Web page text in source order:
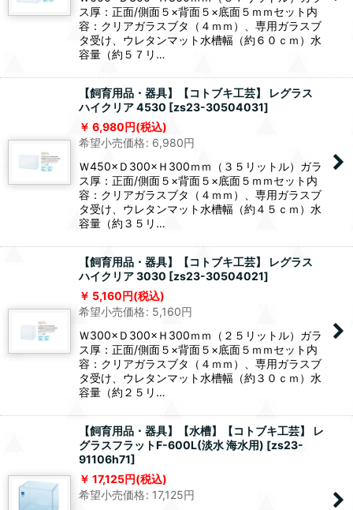
ス厚：正面/側面５×背面５×底面５ｍｍセット内
容：クリアガラスブタ（４ｍｍ）、専用ガラスブ
タ受け、ウレタンマット水槽幅（約６０ｃｍ）水
容量（約５７リ…
【飼育用品・器具】【コトブキ工芸】 レグラス
ハイクリア 4530 [zs23-30504031]
6,980円(税込)
希望小売価格: 6,980円
Ｗ450×Ｄ300×Ｈ300ｍｍ（３５リットル）ガラ
ス厚：正面/側面５×背面５×底面５ｍｍセット内
容：クリアガラスブタ（４ｍｍ）、専用ガラスブ
タ受け、ウレタンマット水槽幅（約４５ｃｍ）水
容量（約３５リ…
【飼育用品・器具】【コトブキ工芸】 レグラス
ハイクリア 3030 [zs23-30504021]
5,160円(税込)
希望小売価格: 5,160円
Ｗ300×Ｄ300×Ｈ300ｍｍ（２５リットル）ガラ
ス厚：正面/側面５×背面５×底面５ｍｍセット内
容：クリアガラスブタ（４ｍｍ）、専用ガラスブ
タ受け、ウレタンマット水槽幅（約３０ｃｍ）水
容量（約２５リ…
【飼育用品・器具】【水槽】【コトブキ工芸】 レ
グラスフラットF-600L(淡水 海水用) [zs23-
91106h71]
17,125円(税込)
希望小売価格: 17,125円